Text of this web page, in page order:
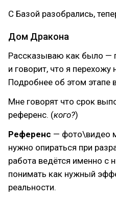
С Базой разобрались,
Дом Дракона
Рассказываю как было —
и говорит, что я перехожу
Подробнее об этом этапе
Мне говорят что срок
референс. (кого?)
Референс — фото\видео
нужно опираться при
работа ведётся именно с
понимать как нужный
реальности.